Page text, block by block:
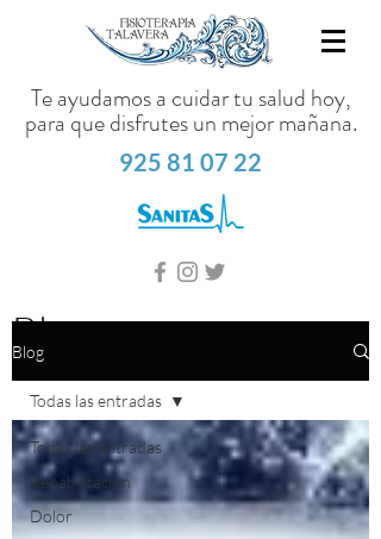
Te ayudamos a cuidar tu salud hoy,
para que disfrutes un mejor mañana.
925 81 07 22
Blog
Blog
Todas las entradas
Rehabilitación
Dolor
Todas las entradas